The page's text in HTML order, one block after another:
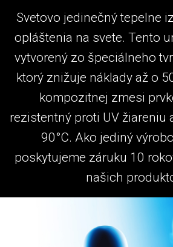
Svetovo jedinečný tepelne
opláštenia na svete. Tento
vytvorený zo špeciálneho
ktorý znižuje náklady až o
kompozitnej zmesi
rezistentný proti UV žiareniu
90°C. Ako jediný
poskytujeme záruku 10
našich